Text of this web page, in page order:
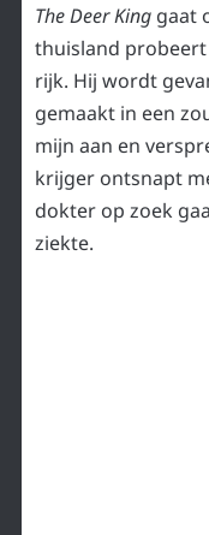
The Deer Kinggaat
thuisland
rijk. Hij wordt
gemaakt in een
mijn aan en
krijger ontsnapt
dokter op zoek
ziekte.